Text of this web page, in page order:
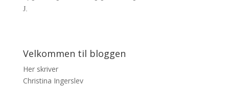
J.
Velkommen til bloggen
Her skriver
Christina Ingerslev